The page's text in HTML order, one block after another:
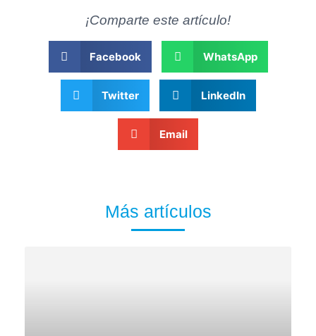
¡Comparte este artículo!
Facebook WhatsApp
Twitter LinkedIn
Email
Más artículos